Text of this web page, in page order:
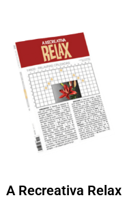
A Recreativa Relax